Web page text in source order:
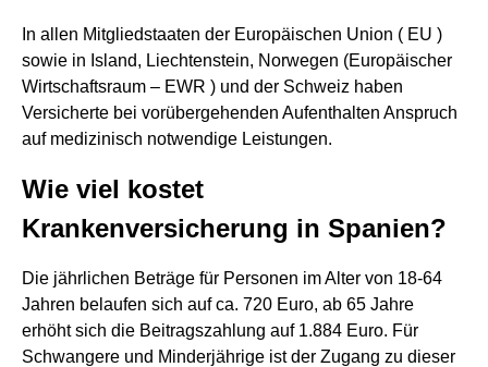
In allen Mitgliedstaaten der Europäischen Union ( EU )
sowie in Island, Liechtenstein, Norwegen (Europäischer
Wirtschaftsraum – EWR ) und der Schweiz haben
Versicherte bei vorübergehenden Aufenthalten Anspruch
auf medizinisch notwendige Leistungen.
Wie viel kostet
Krankenversicherung in Spanien?
Die jährlichen Beträge für Personen im Alter von 18-64
Jahren belaufen sich auf ca. 720 Euro, ab 65 Jahre
erhöht sich die Beitragszahlung auf 1.884 Euro. Für
Schwangere und Minderjährige ist der Zugang zu dieser